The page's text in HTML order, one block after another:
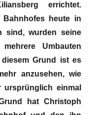
errichtet.
heute in
sind, wurden seine
Umbauten
Grund ist es
anzusehen, wie
einmal
hat Christoph